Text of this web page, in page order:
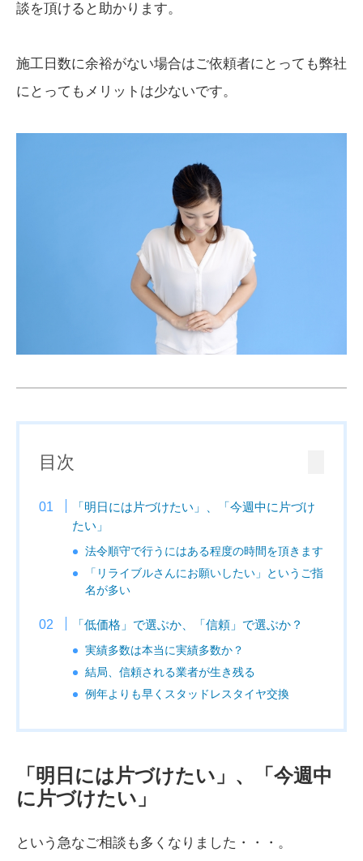
談を頂けると助かります。
施工日数に余裕がない場合はご依頼者にとっても弊社
にとってもメリットは少ないです。
目次
「明日には片づけたい」、「今週中に片づけ
たい」
法令順守で行うにはある程度の時間を頂きます
「リライブルさんにお願いしたい」というご指
名が多い
「低価格」で選ぶか、「信頼」で選ぶか？
実績多数は本当に実績多数か？
結局、信頼される業者が生き残る
例年よりも早くスタッドレスタイヤ交換
「明日には片づけたい」、「今週中
に片づけたい」
という急なご相談も多くなりました・・・。